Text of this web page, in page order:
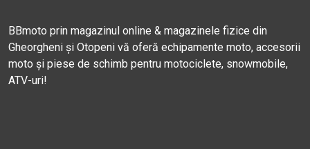
BBmoto prin magazinul online & magazinele fizice din
Gheorgheni și Otopeni vă oferă echipamente moto, accesorii
moto și piese de schimb pentru motociclete, snowmobile,
ATV-uri!